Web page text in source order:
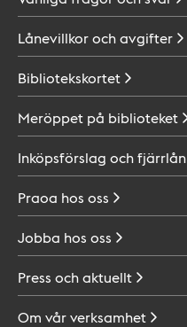
Lånevillkor ochavgifter
Bibliotekskortet
Meröppet på biblioteket
Inköpsförslag ochfjärrlån
Praoa hos oss
Jobba hos oss
Press ochaktuellt
Om vårverksamhet